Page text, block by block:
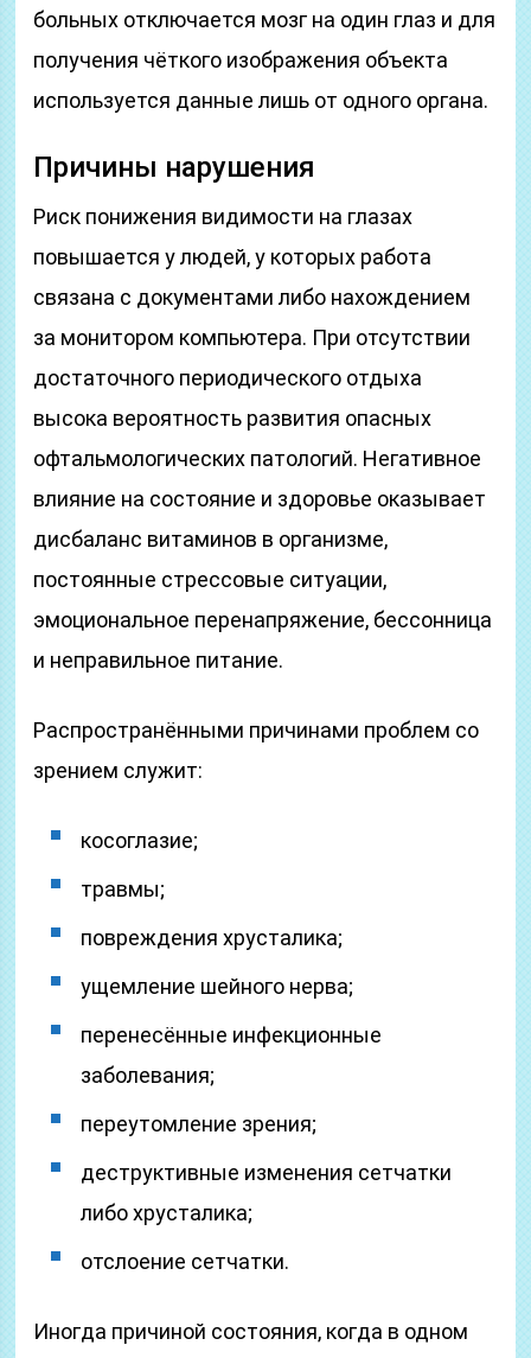
больных отключается мозг на один глаз и для
получения чёткого изображения объекта
используется данные лишь от одного органа.
Причины нарушения
Риск понижения видимости на глазах
повышается у людей, у которых работа
связана с документами либо нахождением
за монитором компьютера. При отсутствии
достаточного периодического отдыха
высока вероятность развития опасных
офтальмологических патологий. Негативное
влияние на состояние и здоровье оказывает
дисбаланс витаминов в организме,
постоянные стрессовые ситуации,
эмоциональное перенапряжение, бессонница
и неправильное питание.
Распространёнными причинами проблем со
зрением служит:
косоглазие;
травмы;
повреждения хрусталика;
ущемление шейного нерва;
перенесённые инфекционные
заболевания;
переутомление зрения;
деструктивные изменения сетчатки
либо хрусталика;
отслоение сетчатки.
Иногда причиной состояния, когда в одном